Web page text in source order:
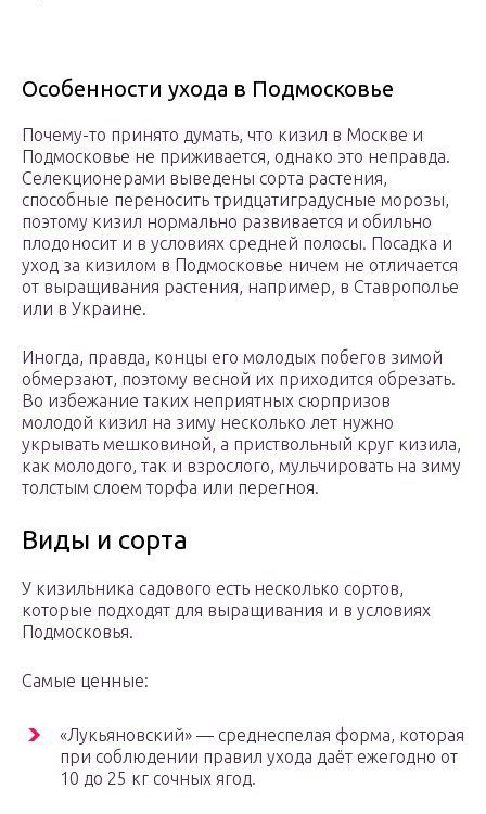
Особенности ухода в Подмосковье
Почему-то принято думать, что кизил в Москве и
Подмосковье не приживается, однако это неправда.
Селекционерами выведены сорта растения,
способные переносить тридцатиградусные морозы,
поэтому кизил нормально развивается и обильно
плодоносит и в условиях средней полосы. Посадка и
уход за кизилом в Подмосковье ничем не отличается
от выращивания растения, например, в Ставрополье
или в Украине.
Иногда, правда, концы его молодых побегов зимой
обмерзают, поэтому весной их приходится обрезать.
Во избежание таких неприятных сюрпризов
молодой кизил на зиму несколько лет нужно
укрывать мешковиной, а приствольный круг кизила,
как молодого, так и взрослого, мульчировать на зиму
толстым слоем торфа или перегноя.
Виды и сорта
У кизильника садового есть несколько сортов,
которые подходят для выращивания и в условиях
Подмосковья.
Самые ценные:
«Лукьяновский» — среднеспелая форма, которая
при соблюдении правил ухода даёт ежегодно от
10 до 25 кг сочных ягод.